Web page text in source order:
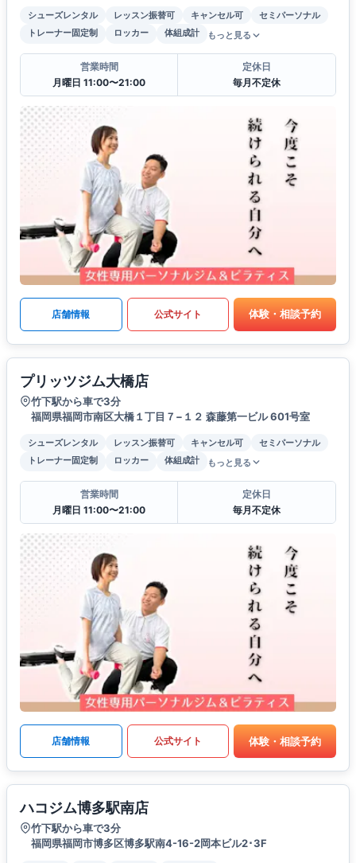
シューズレンタル レッスン振替可 キャンセル可
セミパーソナル
トレーナー固定制
ロッカー 体組成計 もっと見る
営業時間
月曜日 11:00〜21:00
定休日
毎月不定休
店舗情報 公式サイト 体験・相談予約
プリッツジム大橋店
竹下駅から車で3分
福岡県福岡市南区大橋１丁目７−１２ 森藤第一ビル 601号室
シューズレンタル レッスン振替可 キャンセル可
セミパーソナル
トレーナー固定制
ロッカー 体組成計 もっと見る
営業時間
月曜日 11:00〜21:00
定休日
毎月不定休
店舗情報 公式サイト 体験・相談予約
ハコジム博多駅南店
竹下駅から車で3分
福岡県福岡市博多区博多駅南4-16-2岡本ビル2･3F